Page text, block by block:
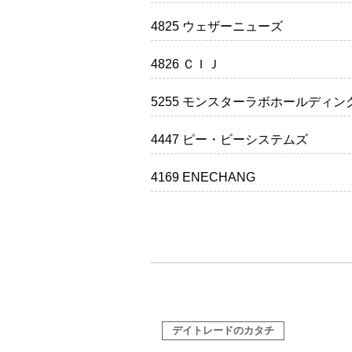
4825 ウェザーニューズ
4826 ＣＩＪ
5255 モンスターラボホールディン
4447 ピー・ビーシステムズ
4169 ENECHANG
デイトレードのカタチ